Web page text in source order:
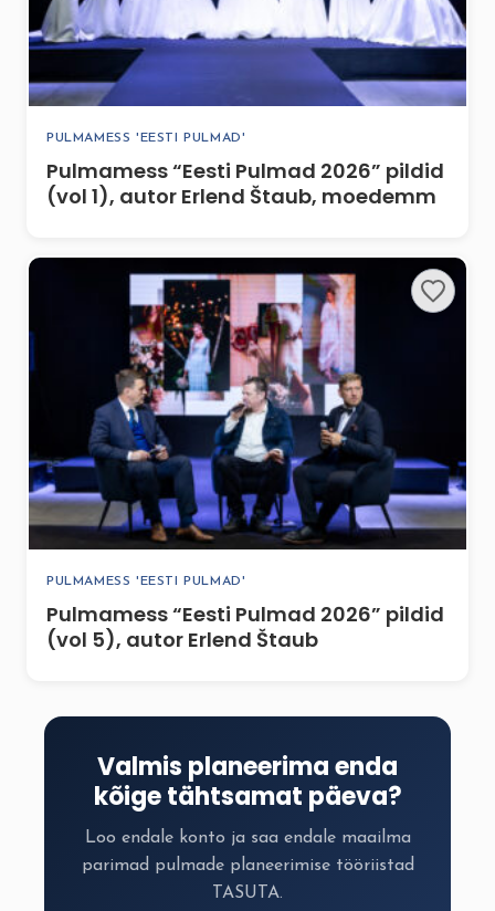
PULMAMESS 'EESTI PULMAD'
Pulmamess “Eesti Pulmad 2026” pildid
(vol 1), autor Erlend Štaub, moedemm
PULMAMESS 'EESTI PULMAD'
Pulmamess “Eesti Pulmad 2026” pildid
(vol 5), autor Erlend Štaub
Valmis planeerima enda
kõige tähtsamat päeva?
Loo endale konto ja saa endale maailma
parimad pulmade planeerimise tööriistad
TASUTA.